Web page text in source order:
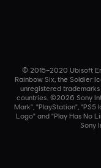
© 2015–2020 Ubisoft
Rainbow Six, the Soldier
unregistered
countries. ©2026 Sony
Mark", "PlayStation", "PS5
Logo" and "Play Has No
Sony